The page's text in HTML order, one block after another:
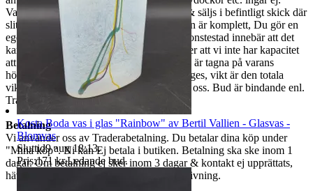
Varorna är begagnade om ej annat anges & säljs i befintligt skick där
slitage kan finnas. Vi garanterar ej att varan är komplett, Du gör en
egen bedömning enligt bilderna. Ej funktionstestad innebär att det
kan saknas delar, att den är ur funktion eller att vi inte har kapacitet
att utföra ett funktionstest. Mått som anges är tagna på varans
högsta/längsta/bredaste del om annat ej anges, vikt är den totala
vikten på varan. Vid frågor måste ni maila oss. Bud är bindande enl.
Traderas regler.
Betalning
Vi använder oss av Traderabetalning. Du betalar dina köp under
"Mina köp". Ni kan Ej betala i butiken. Betalning ska ske inom 1
dagar. Om betalning ej sker inom 3 dagar & kontakt ej upprättats,
hävs köpet & Du spärras från vidare budgivning.
Kosta Boda vas i glas "Rainbow" av Bertil Vallien - Glasvas -
Blomvas
Sluttid9 aug 18:13.
Pris:171 kr,Ledande bud.